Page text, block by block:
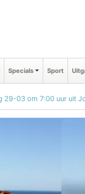
Specials Sport
29-03 om 7:00 uur uit